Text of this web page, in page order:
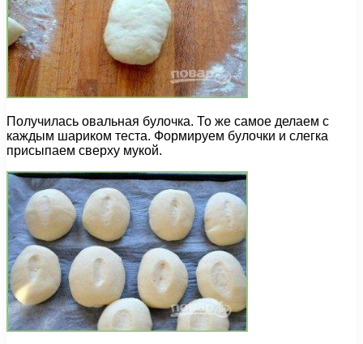
Получилась овальная булочка. То же самое делаем с
каждым шариком теста. Формируем булочки и слегка
присыпаем сверху мукой.